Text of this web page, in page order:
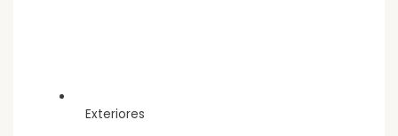
Exteriores